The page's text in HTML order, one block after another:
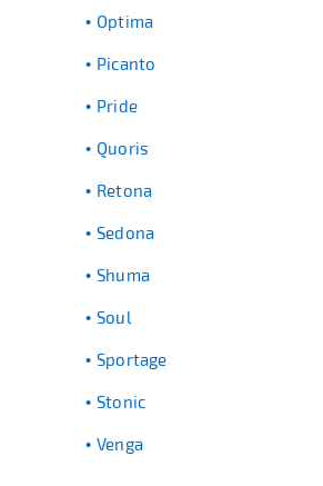
Optima
Picanto
Pride
Quoris
Retona
Sedona
Shuma
Soul
Sportage
Stonic
Venga